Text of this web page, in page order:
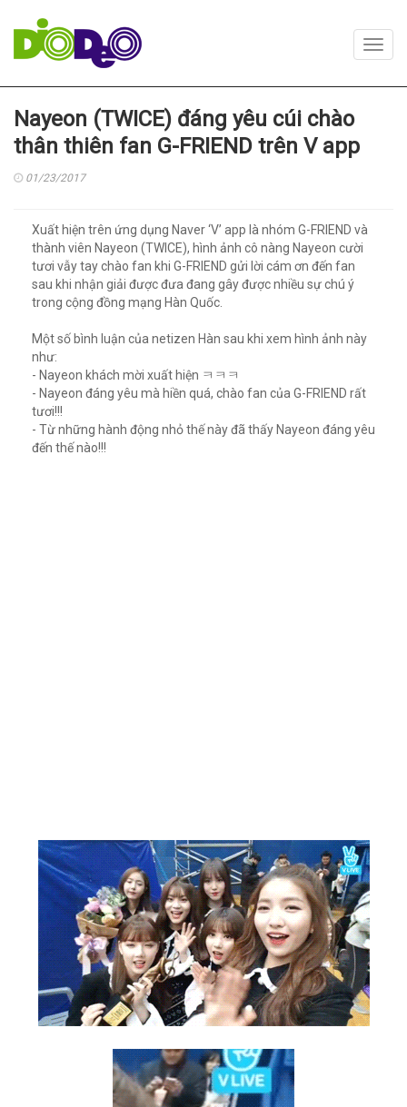
Nayeon (TWICE) đáng yêu cúi chào
thân thiên fan G-FRIEND trên V app
01/23/2017
Xuất hiện trên ứng dụng Naver ‘V’ app là nhóm G-FRIEND và
thành viên Nayeon (TWICE), hình ảnh cô nàng Nayeon cười
tươi vẫy tay chào fan khi G-FRIEND gửi lời cám ơn đến fan
sau khi nhận giải được đưa đang gây được nhiều sự chú ý
trong cộng đồng mạng Hàn Quốc.
Một số bình luận của netizen Hàn sau khi xem hình ảnh này
như:
- Nayeon khách mời xuất hiện ㅋㅋㅋ
- Nayeon đáng yêu mà hiền quá, chào fan của G-FRIEND rất
tươi!!!
- Từ những hành động nhỏ thế này đã thấy Nayeon đáng yêu
đến thế nào!!!